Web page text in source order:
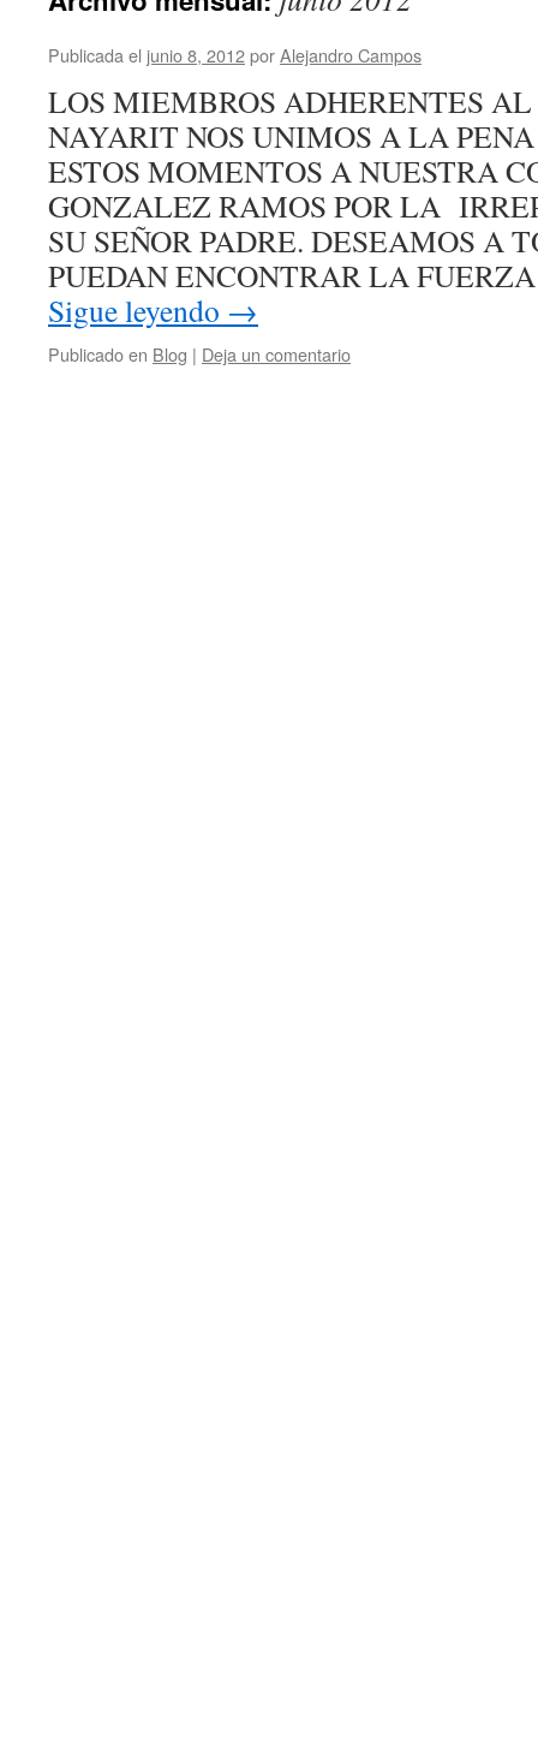
Publicada el junio 8, 2012porAlejandro Campos
LOS MIEMBROS ADHERENTES
NAYARIT NOS UNIMOS A LA
ESTOS MOMENTOS A NUESTRA
GONZALEZ RAMOS POR LA
SU SEÑOR PADRE. DESEAMOS A
PUEDAN ENCONTRAR LA
Sigue leyendo →
Publicado en Blog | Deja un comentario